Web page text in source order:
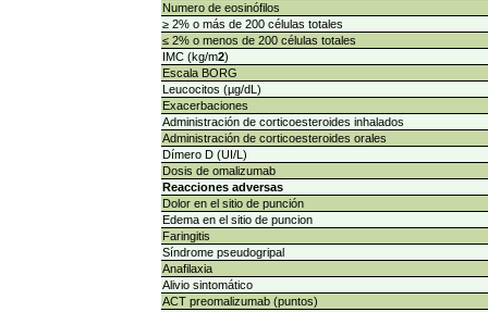
Numero de eosinófilos
≥ 2% o más de 200 células totales
≤ 2% o menos de 200 células totales
IMC (kg/m2)
Escala BORG
Leucocitos (µg/dL)
Exacerbaciones
Administración de corticoesteroides inhalados
Administración de corticoesteroides orales
Dímero D (UI/L)
Dosis de omalizumab
Reacciones adversas
Dolor en el sitio de punción
Edema en el sitio de puncion
Faringitis
Síndrome pseudogripal
Anafilaxia
Alivio sintomático
ACT preomalizumab (puntos)